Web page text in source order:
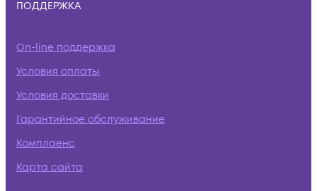
ПОДДЕРЖКА
On-line поддержка
Условия оплаты
Условия доставки
Гарантийное обслуживание
Комплаенс
Карта сайта